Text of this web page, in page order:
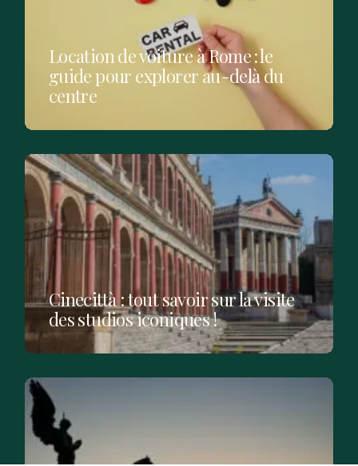
Location de voiture à Rome : le
guide pour explorer au-delà du
centre
Cinecittà : tout savoir sur la visite
des studios iconiques !